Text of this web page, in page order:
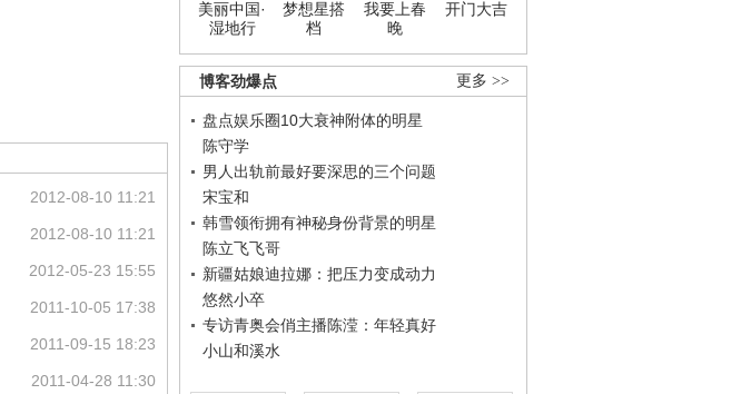
美丽中国·
湿地行
梦想星搭
档
我要上春
晚
开门大吉
更多 >>
博客劲爆点
盘点娱乐圈10大衰神附体的明星
陈守学
男人出轨前最好要深思的三个问题
宋宝和
韩雪领衔拥有神秘身份背景的明星
陈立飞飞哥
新疆姑娘迪拉娜：把压力变成动力
悠然小卒
专访青奥会俏主播陈滢：年轻真好
小山和溪水
2012-08-10 11:21
2012-08-10 11:21
2012-05-23 15:55
2011-10-05 17:38
2011-09-15 18:23
2011-04-28 11:30